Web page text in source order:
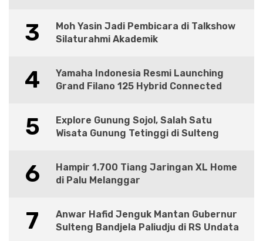
3
Moh Yasin Jadi Pembicara di Talkshow
Silaturahmi Akademik
4
Yamaha Indonesia Resmi Launching
Grand Filano 125 Hybrid Connected
5
Explore Gunung Sojol, Salah Satu
Wisata Gunung Tetinggi di Sulteng
6
Hampir 1.700 Tiang Jaringan XL Home
di Palu Melanggar
7
Anwar Hafid Jenguk Mantan Gubernur
Sulteng Bandjela Paliudju di RS Undata